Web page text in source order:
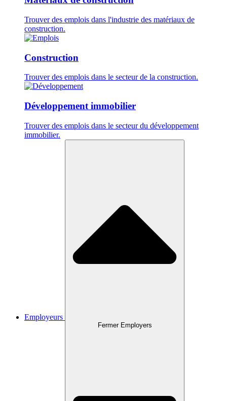
Trouver des emplois dans l'industrie des matériaux de
construction.
Construction
Trouver des emplois dans le secteur de la construction.
Développement immobilier
Trouver des emplois dans le secteur du développement
immobilier.
Employeurs
Fermer Employers